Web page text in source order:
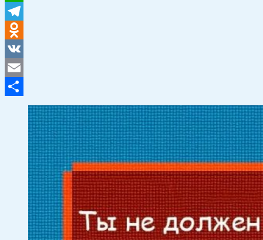
WhatsApp
Telegram
Odnoklassniki
VK
Email
Отправить